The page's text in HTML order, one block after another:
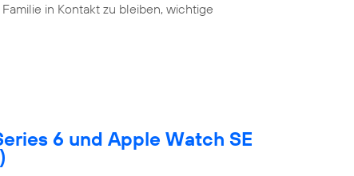
in Kontakt zu bleiben, wichtige
6 und Apple Watch SE